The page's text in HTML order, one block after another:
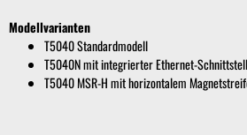
Modellvarianten
T5040 Standardmodell
T5040N mit integrierter Ethernet-
T5040 MSR-H mit horizontalem